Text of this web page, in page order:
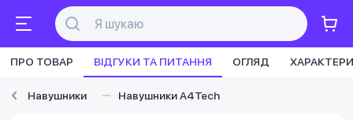
ПРО ТОВАР ВІДГУКИ ТА ПИТАННЯ ОГЛЯД
Навушники Навушники A4Tech